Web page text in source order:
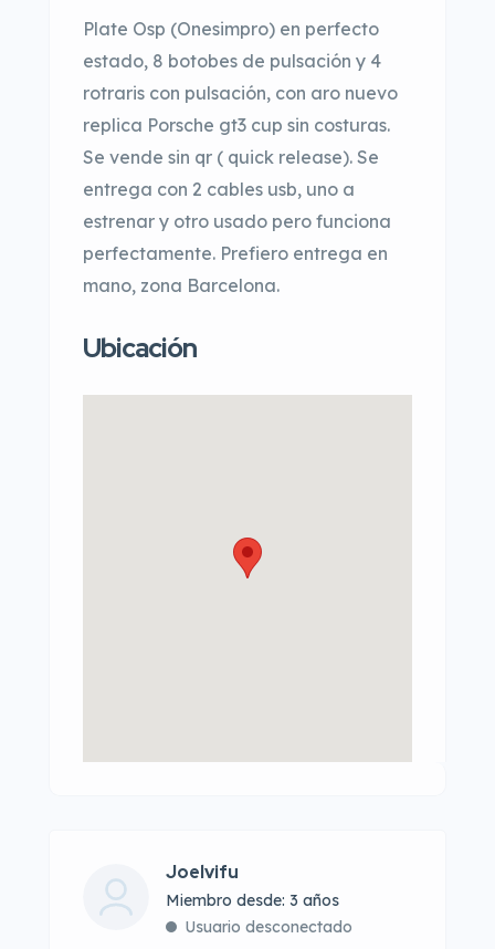
Plate Osp (Onesimpro) en perfecto
estado, 8 botobes de pulsación y 4
rotraris con pulsación, con aro nuevo
replica Porsche gt3 cup sin costuras.
Se vende sin qr ( quick release). Se
entrega con 2 cables usb, uno a
estrenar y otro usado pero funciona
perfectamente. Prefiero entrega en
mano, zona Barcelona.
Ubicación
Joelvifu
Miembro desde: 3 años
Usuario desconectado